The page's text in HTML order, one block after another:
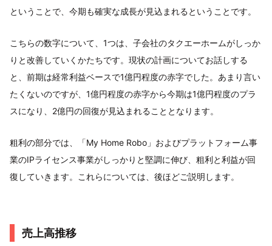
ということで、今期も確実な成長が見込まれるということです。
こちらの数字について、1つは、子会社のタクエーホームがしっか
りと改善していくかたちです。現状の計画についてお話しする
と、前期は経常利益ベースで1億円程度の赤字でした。あまり言い
たくないのですが、1億円程度の赤字から今期は1億円程度のプラ
スになり、2億円の回復が見込まれることとなります。
粗利の部分では、「My Home Robo」およびプラットフォーム事
業のIPライセンス事業がしっかりと堅調に伸び、粗利と利益が回
復していきます。これらについては、後ほどご説明します。
売上高推移